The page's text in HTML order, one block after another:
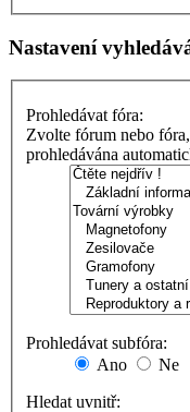
Nastavení
Prohledávat fóra:
Zvolte fórum nebo
prohledávána
Prohledávat subfóra:
Ano
Ne
Hledat uvnitř: